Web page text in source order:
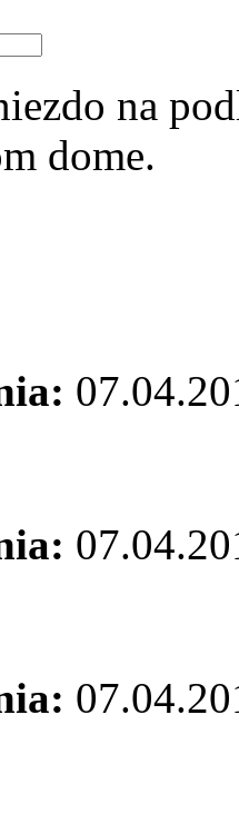
na
dome.